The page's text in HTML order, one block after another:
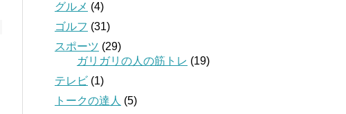
グルメ (4)
ゴルフ (31)
スポーツ (29)
ガリガリの人の筋トレ (19)
テレビ (1)
トークの達人 (5)